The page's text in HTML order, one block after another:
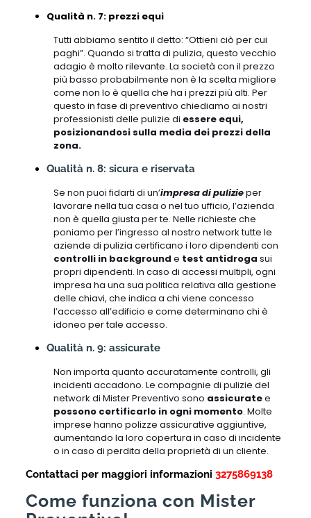
Qualità n. 7: prezzi equi
Tutti abbiamo sentito il detto: “Ottieni ciò per cui
paghi”. Quando si tratta di pulizia, questo vecchio
adagio è molto rilevante. La società con il prezzo
più basso probabilmente non è la scelta migliore
come non lo è quella che ha i prezzi più alti. Per
questo in fase di preventivo chiediamo ai nostri
professionisti delle pulizie di essere equi,
posizionandosi sulla media dei prezzi della
zona.
Qualità n. 8: sicura e riservata
Se non puoi fidarti di un’impresa di pulizieper
lavorare nella tua casa o nel tuo ufficio, l’azienda
non è quella giusta per te. Nelle richieste che
poniamo per l’ingresso al nostro network tutte le
aziende di pulizia certificano i loro dipendenti con
controlli in background e test antidroga sui
propri dipendenti. In caso di accessi multipli, ogni
impresa ha una sua politica relativa alla gestione
delle chiavi, che indica a chi viene concesso
l’accesso all’edificio e come determinano chi è
idoneo per tale accesso.
Qualità n. 9: assicurate
Non importa quanto accuratamente controlli, gli
incidenti accadono. Le compagnie di pulizie del
network di Mister Preventivo sono assicuratee
possono certificarlo in ogni momento. Molte
imprese hanno polizze assicurative aggiuntive,
aumentando la loro copertura in caso di incidente
o in caso di perdita della proprietà di un cliente.
Contattaci per maggiori informazioni 3275869138
Come funziona con Mister